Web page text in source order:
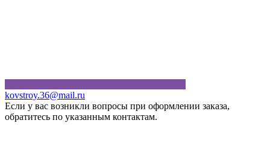
kovstroy.36@mail.ru
Если у вас возникли вопросы при оформлении заказа,
обратитесь по указанным контактам.